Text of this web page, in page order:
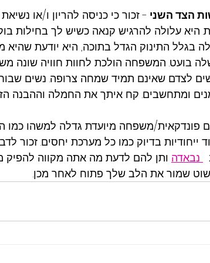
הצד השני - זכור כי כניסה להריון ו/או
היא עלולה להרגיש קנאה כשיש לך בחילות
בגלל התינוק הגדל בתוכה, היא יודעת
בועט. המשפחה הולכת לחוות חוויה שונה
לצדם שאינם תמיד שמחה צרופה. נשים
ומתחשבים. קח איתך את החמלה וההבנה
פונדקאית/משפחה מיועדת גדלה למשהו כמו
ייחודיות בדיוק כמו כל מערכת יחסים. זכור
נבאדה ותן להם לדעת מה אתה מקווה
שמור את הלב שלך פתוח לאחר מכן.